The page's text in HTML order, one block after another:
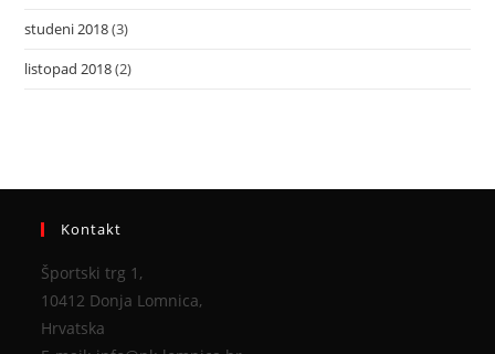
studeni 2018(3)
listopad 2018(2)
Kontakt
Športski trg 1,
10412 Donja Lomnica,
Hrvatska